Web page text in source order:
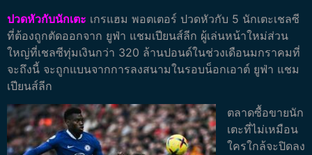
ปวดหัวกับนักเตะ เกรแฮม พอตเตอร์ ปวดหัวกับ 5 นักเตะเชลซี
ที่ต้องถูกตัดออกจาก ยูฟ่า แชมเปียนส์ลีก ผู้เล่นหน้าใหม่ส่วน
ใหญ่ที่เชลซีทุ่มเงินกว่า 320 ล้านปอนด์ในช่วงเดือนมกราคมที่
จะถึงนี้ จะถูกแบนจากการลงสนามในรอบน็อกเอาต์ ยูฟ่า แชม
เปียนส์ลีก
ตลาดซื้อขายนัก
เตะที่ไม่เหมือน
ใครใกล้จะปิดลง